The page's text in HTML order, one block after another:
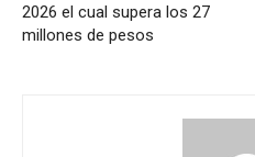
2026 el cual supera los 27
millones de pesos